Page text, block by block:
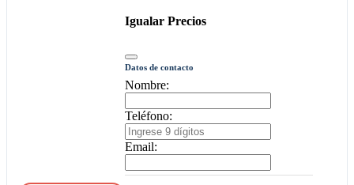
Igualar Precios
Datos de contacto
Nombre:
Teléfono:
Email: